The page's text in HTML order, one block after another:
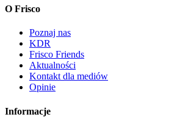
O Frisco
Poznaj nas
KDR
Frisco Friends
Aktualności
Kontakt dla mediów
Opinie
Informacje